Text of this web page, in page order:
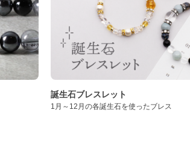
誕生石ブレスレット
1月～12月の各誕生石を使ったブレス